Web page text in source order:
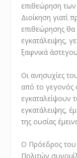
επιθεώρηση των
Διοίκηση γιατί
επιθεώρησης θα
εγκατάλειψης,
ξαφνικά
Οι ανησυχίες
από το γεγονός
εγκαταλείψουν
εγκατάλειψης,
της ουσίας
Ο Πρόεδρος του
Πολιτών